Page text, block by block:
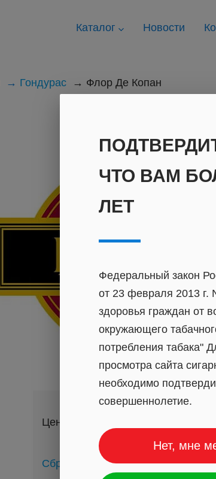
Каталог Новости
Гондурас Флор Де Копан
Цена
Сбросить
ЧТО ВАМ
ЛЕТ
Федеральный закон
от 23 февраля 2013 г.
здоровья граждан от
окружающего
потребления табака"
просмотра сайта
необходимо
совершеннолетие.
Нет, мне